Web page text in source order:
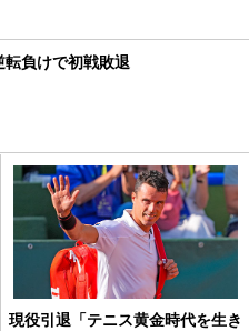
転負けで初戦敗退
現役引退「テニス黄金時代を生き